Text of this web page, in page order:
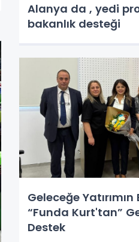
Alanya da , yedi
bakanlık desteği
Geleceğe
“Funda Kurt'tan”
Destek